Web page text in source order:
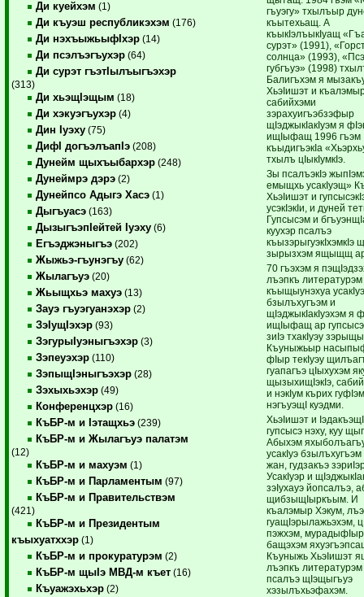
Ди куейхэм (1)
Ди къуэш республикэхэм (176)
Ди нэхъыжьыфIхэр (14)
Ди псэлъэгъухэр (64)
Ди сурэт гъэтIылъыгъэхэр
(313)
Ди хьэщIэщым (18)
Ди хэкуэгъухэр (4)
Дин Iуэху (75)
ДифI догъэлъапIэ (208)
Дунейм щыхъыбархэр (248)
Дунеймрэ дэрэ (2)
Дунейпсо Адыгэ Хасэ (1)
Дыгъуасэ (163)
ДызыгъэпIейтей Iуэху (6)
Егъэджэныгъэ (202)
Жыжьэ-гъунэгъу (62)
Жылагъуэ (20)
Жьыщхьэ махуэ (13)
Зауэ гъуэгуанэхэр (2)
ЗэIущIэхэр (93)
ЗэгурыIуэныгъэхэр (3)
Зэпеуэхэр (110)
ЗэпыщIэныгъэхэр (28)
Зэхыхьэхэр (49)
Конференцхэр (16)
КъБР-м и Iэтащхьэ (239)
КъБР-м и Жылагъуэ палатэм
(12)
КъБР-м и махуэм (1)
КъБР-м и Парламентым (97)
КъБР-м и Правительствэм
(421)
КъБР-м и Президентым
къыхуатххэр (1)
КъБР-м и прокуратурэм (2)
КъБР-м щыIэ МВД-м къет (16)
Къуажэхьхэр (2)
гъуэгу» тхылъыр
къытехьащ. А
къыкIэлъыкIуащ
сурэт» (1991),
солнца» (1993),
губгъуэ» (1998)
Балигъхэм я
ХьэIишэт и
сабийхэми
зэрахуигъэбзэфыр
щIэджыкIакIуэм я
ищIыфащ 1996 гъэм
къыдигъэкIа
тхылъ цIыкIумкIэ.
Зы псалъэкIэ
емыщхь усакIуэщ»
ХьэIишэт и
усэкIэкIи, и дуней
Гупсысэм и
куухэр псалъэ
къызэрыгуэкIхэмкIэ
зырызхэм ящыщщ
70 гъэхэм я
лъэпкъ литературэм
къыщыунэхуа усакIуэ
бзылъхугъэм и
щIэджыкIакIуэхэм я
ищIыфащ ар гупсысэ
зиIэ тхакIуэу
Къуныжьыр
фIыр текIуэу
гуапагъэ цIыхухэм
щызыхищIэкIэ,
и нэкIум кърих
нэгъуэщI куэдми.
ХьэIишэт и
гупсысэ нэху, куу
Абыхэм
усакIуэ
жан, гудзакъэ
УсакIуэр и
зэIухауэ йопсалъэ,
щибзыщIыркъым. И
къалэмыр Хэкум,
гуащIэрылажьэхэм,
пэжхэм, мурадыфIыр
бащэхэм
Къуныжь ХьэIишэт
лъэпкъ литературэм
псалъэ щIэщыгъуэ
хэзылъхьэфахэм.